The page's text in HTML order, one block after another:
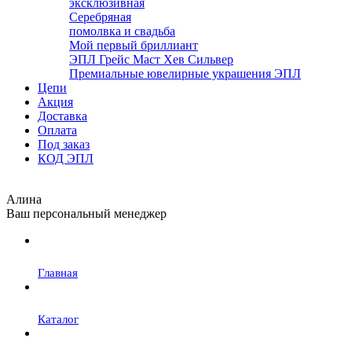
эксклюзивная
Серебряная
помолвка и свадьба
Мой первый бриллиант
ЭПЛ Грейс Маст Хев Сильвер
Премиальные ювелирные украшения ЭПЛ
Цепи
Акция
Доставка
Оплата
Под заказ
КОД ЭПЛ
Алина
Ваш персональный менеджер
Главная
Каталог